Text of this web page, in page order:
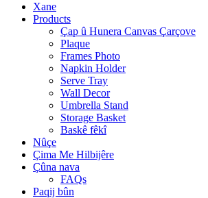
Xane
Products
Çap û Hunera Canvas Çarçove
Plaque
Frames Photo
Napkin Holder
Serve Tray
Wall Decor
Umbrella Stand
Storage Basket
Baskê fêkî
Nûçe
Çima Me Hilbijêre
Çûna nava
FAQs
Paqij bûn